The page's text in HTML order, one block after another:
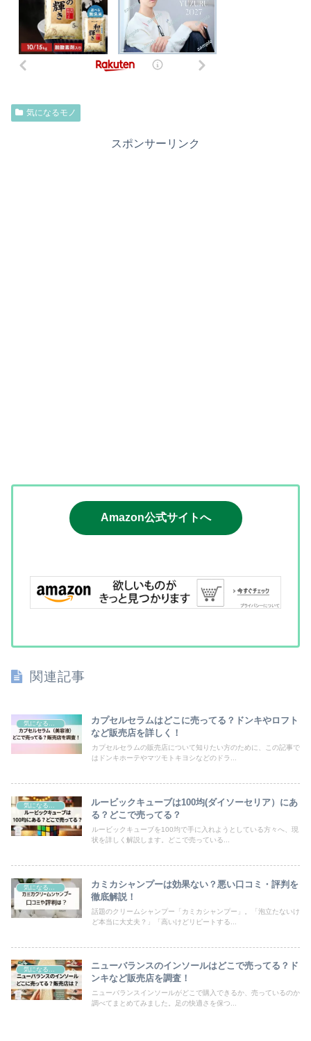
気になるモノ
スポンサーリンク
Amazon公式サイトへ
関連記事
カプセルセラムはどこに売ってる？ドンキやロフト
など販売店を詳しく！
カプセルセラムの販売店について知りたい方のために、この記事で
はドンキホーテやマツモトキヨシなどのドラ...
ルービックキューブは100均(ダイソーセリア）にあ
る？どこで売ってる？
ルービックキューブを100均で手に入れようとしている方々へ、現
状を詳しく解説します。どこで売っている...
カミカシャンプーは効果ない？悪い口コミ・評判を
徹底解説！
話題のクリームシャンプー「カミカシャンプー」。「泡立たないけ
ど本当に大丈夫？」「高いけどリピートする...
ニューバランスのインソールはどこで売ってる？ド
ンキなど販売店を調査！
ニューバランスインソールがどこで購入できるか、売っているのか
調べてまとめてみました。足の快適さを保つ...